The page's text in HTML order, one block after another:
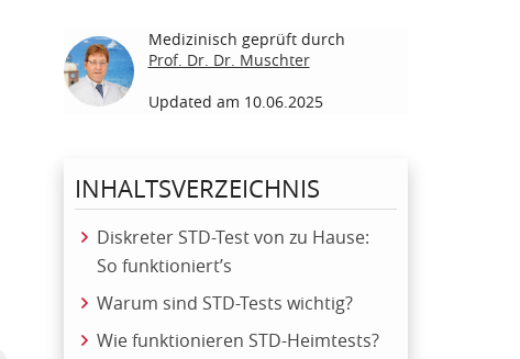
Medizinisch geprüft durch
Prof. Dr. Dr. Muschter
Updated am 10.06.2025
INHALTSVERZEICHNIS
Diskreter STD-Test von zu Hause:
So funktioniert’s
Warum sind STD-Tests wichtig?
Wie funktionieren STD-Heimtests?